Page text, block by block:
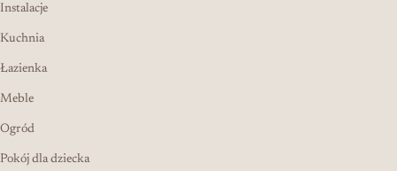
Instalacje
Kuchnia
Łazienka
Meble
Ogród
Pokój dla dziecka